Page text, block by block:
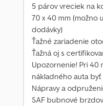
5 párov vreciek na
70 x 40 mm (možno
dodávky)
Ťažné zariadenie
Ťažná oj s
Upozornenie! Pri 40
nákladného auta
Nápravy a
SAF bubnové